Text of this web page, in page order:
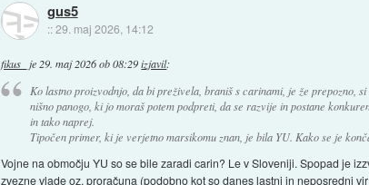
gus5
::29. maj 2026, 14:12
fikus_ je 29. maj 2026 ob 08:29 izjavil:
Ko lastno proizvodnjo, da bi preživela, braniš s carinami, je že prepozno, si
nišno panogo, ki jo moraš potem podpreti, da se razvije in postane
in tako naprej.
Tipočen primer, ki je verjetno marsikomu znan, je bila YU. Kako se je
Vojne na območju YU so se bile zaradi carin? Le v Sloveniji. Spopad je
zvezne vlade oz. proračuna (podobno kot so danes lastni in neposredni